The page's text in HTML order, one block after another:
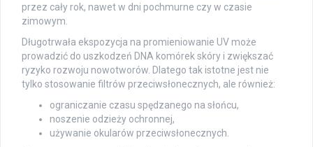
przez cały rok, nawet w dni pochmurne czy w czasie
zimowym.
Długotrwała ekspozycja na promieniowanie UV może
prowadzić do uszkodzeń DNA komórek skóry i zwiększać
ryzyko rozwoju nowotworów. Dlatego tak istotne jest nie
tylko stosowanie filtrów przeciwsłonecznych, ale również:
ograniczanie czasu spędzanego na słońcu,
noszenie odzieży ochronnej,
używanie okularów przeciwsłonecznych.